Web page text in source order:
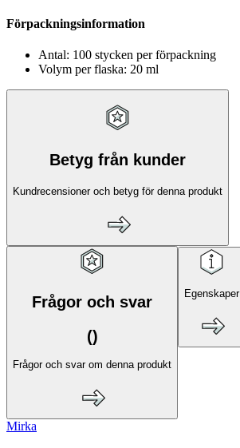
Förpackningsinformation
Antal: 100 stycken per förpackning
Volym per flaska: 20 ml
Betyg från kunder
Kundrecensioner och betyg för denna produkt
Frågor och svar
()
Frågor och svar om denna produkt
Egenskaper
Mirka